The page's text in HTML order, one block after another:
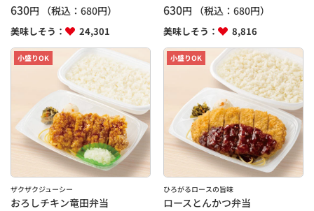
630円 （税込： 680円）
美味しそう： 24,301
630円 （税込：680円）
美味しそう： 8,816
小盛りOK
ザクザクジューシー
おろしチキン竜田弁当
小盛りOK
ひろがるロースの旨味
ロースとんかつ弁当